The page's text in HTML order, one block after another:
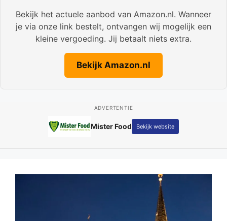
Bekijk het actuele aanbod van Amazon.nl. Wanneer
je via onze link bestelt, ontvangen wij mogelijk een
kleine vergoeding. Jij betaalt niets extra.
Bekijk Amazon.nl
ADVERTENTIE
Mister Food Bekijk website